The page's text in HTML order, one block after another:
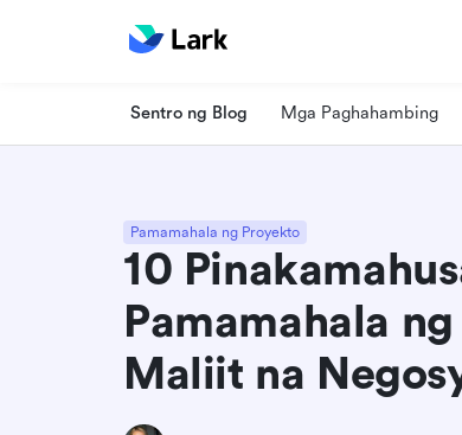
Sentro ng Blog Mga Paghahambing
Pamamahala ng Proyekto
10
Pamamahala
Maliit na